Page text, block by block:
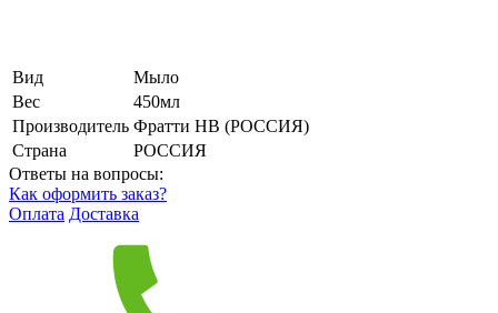
Вид
Мыло
Вес
450мл
Производитель Фратти НВ (РОССИЯ)
Страна
РОССИЯ
Ответы на вопросы:
Как оформить заказ?
Оплата Доставка